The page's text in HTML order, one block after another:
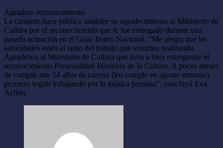
Agradece reconocimiento
La cantante hace público también su agradecimiento al Ministerio de
Cultura por el reconocimiento que le fue entregado durante una
pasada actuación en el Gran Teatro Nacional. “Me alegra que las
autoridades estén al tanto del trabajo que venimos realizando.
Agradezco al Ministerio de Cultura que tuvo a bien entregarme el
reconocimiento Personalidad Meritoria de la Cultura. A pocos meses
de cumplir mis 54 años de carrera (los cumple en agosto entrante),
prometo seguir trabajando por la música peruana”, concluyó Eva
Ayllón.